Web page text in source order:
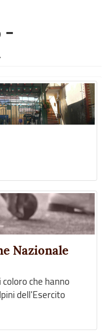
-
Nazionale
che hanno
dell'Esercito